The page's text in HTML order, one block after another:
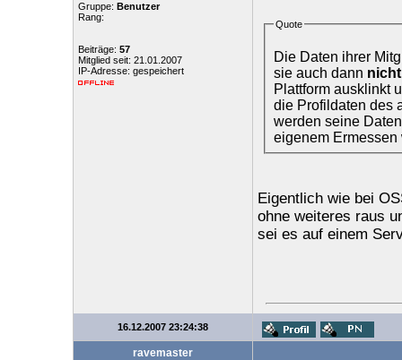
Gruppe: Benutzer
Rang:
Beiträge: 57
Mitglied seit: 21.01.2007
IP-Adresse: gespeichert
Quote
Die Daten ihrer
sie auch dann
Plattform ausklinkt
die Profildaten des
werden seine
eigenem
Eigentlich wie bei
ohne weiteres raus
sei es auf einem
16.12.2007 23:24:38
ravemaster